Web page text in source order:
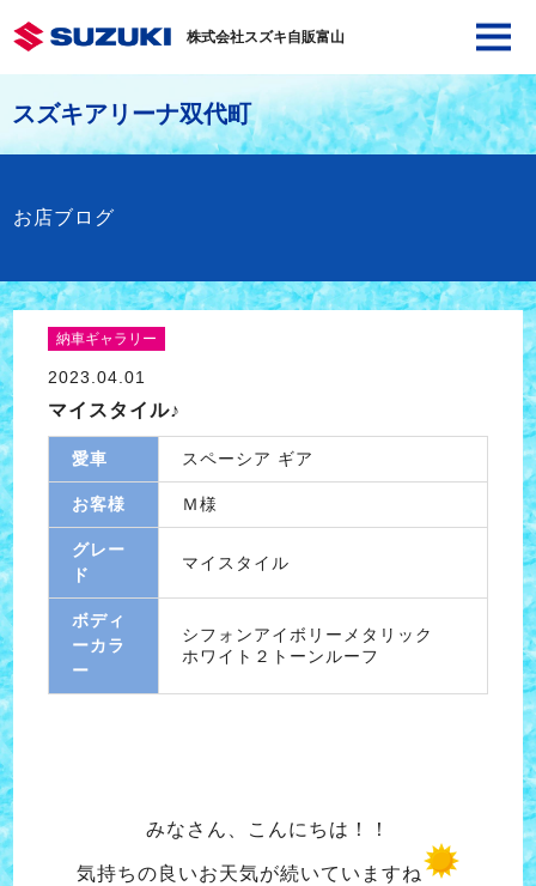
株式会社スズキ自販富山
スズキアリーナ双代町
お店ブログ
納車ギャラリー
2023.04.01
マイスタイル♪
愛車 スペーシア ギア
お客様 Ｍ様
グレー
ド
マイスタイル
ボディ
ーカラ
ー
シフォンアイボリーメタリック
ホワイト２トーンルーフ
みなさん、こんにちは！！
気持ちの良いお天気が続いていますね